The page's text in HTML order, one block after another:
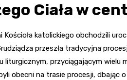
Ciała w
katolickiego obchodzili
przeszła tradycyjna
liturgicznym, przyciągającym
obecni na trasie procesji, dbając